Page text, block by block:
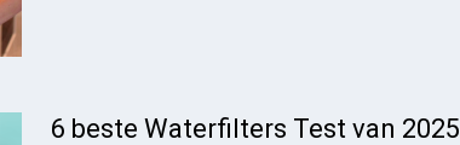
6 beste Waterfilters Test van 2025